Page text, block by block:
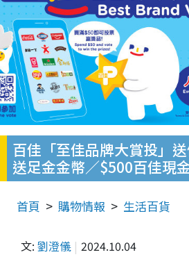
百佳「至佳品牌大賞投」
送足金金幣／$500百佳現
首頁 購物情報 生活百貨
文: 劉澄儀 2024.10.04